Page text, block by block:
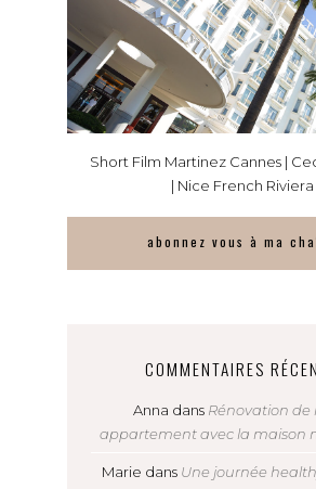
Short Film Martinez Cannes |
| Nice French Riviera
abonnez vous à ma
COMMENTAIRES
Anna dans Rénovation de
appartement avec la maison
Marie dans Une journée